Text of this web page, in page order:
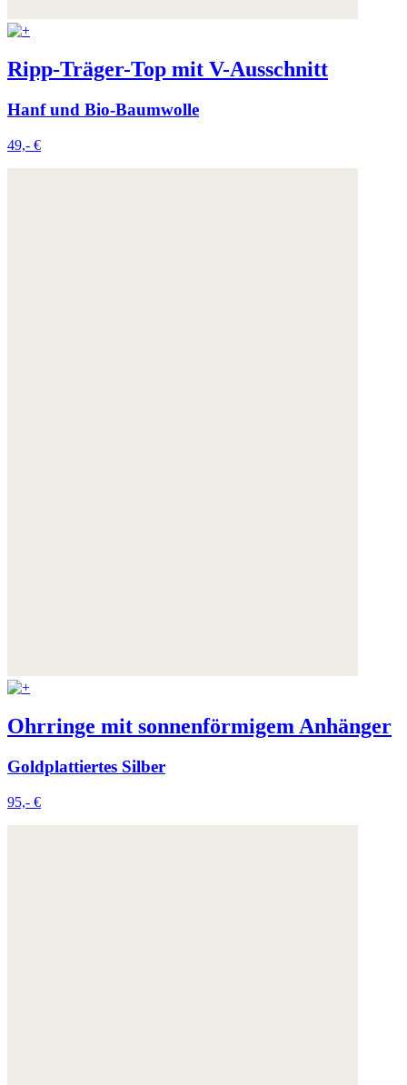
Ripp-Träger-Top mit V-Ausschnitt
Hanf und Bio-Baumwolle
49,- €
Ohrringe mit sonnenförmigem Anhänger
Goldplattiertes Silber
95,- €